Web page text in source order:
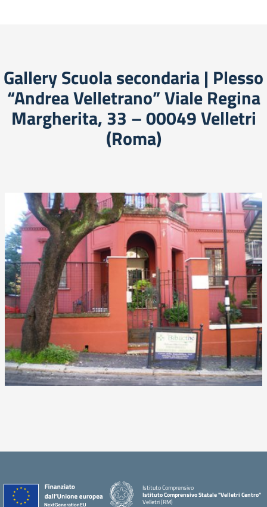
Gallery Scuola secondaria | Plesso
“Andrea Velletrano” Viale Regina
Margherita, 33 – 00049 Velletri
(Roma)
Istituto Comprensivo
Istituto Comprensivo Statale "Velletri Centro"
Velletri (RM)